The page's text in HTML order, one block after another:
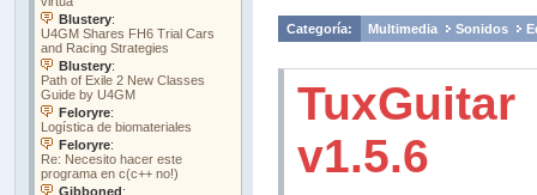
Categoría: Multimedia Sonidos
TuxGuitar
v1.5.6